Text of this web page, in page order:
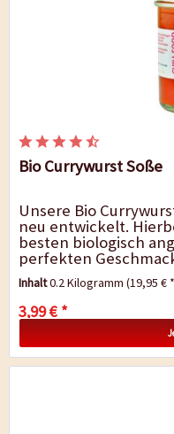
Bio Currywurst Soße
Unsere Bio
neu entwickelt.
besten biologisch
perfekten
sehr aromatisch und
Inhalt0.2 Kilogramm(19,95 €
3,99 € *